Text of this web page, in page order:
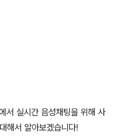
서 실시간 음성채팅을 위해 사
해서 알아보겠습니다!